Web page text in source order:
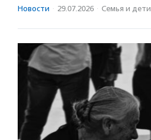
Новости · 29.07.2026 · Семья и дети